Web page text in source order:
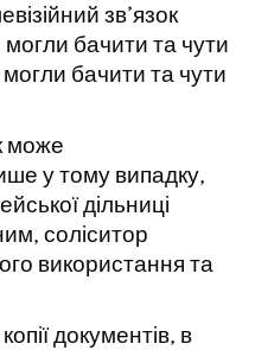
зв’язок
бачити та чути
бачити та чути
може
у тому випадку,
дільниці
соліситор
використання та
документів, в